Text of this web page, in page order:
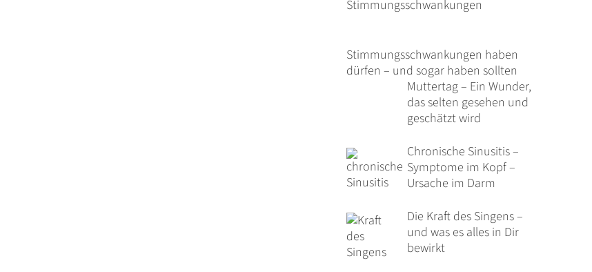
Stimmungsschwankungen haben
dürfen – und sogar haben sollten
Muttertag – Ein Wunder,
das selten gesehen und
geschätzt wird
Chronische Sinusitis –
Symptome im Kopf –
Ursache im Darm
Die Kraft des Singens –
und was es alles in Dir
bewirkt